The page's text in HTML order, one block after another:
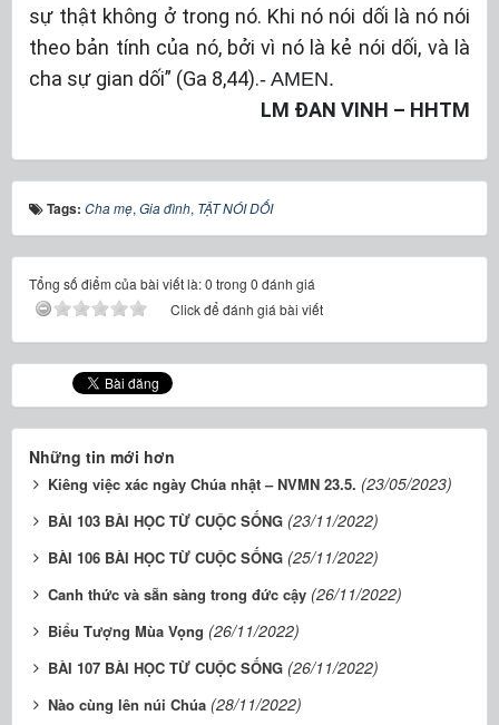
sự thật không ở trong nó. Khi nó nói dối là nó nói
theo bản tính của nó, bởi vì nó là kẻ nói dối, và là
cha sự gian dối” (Ga 8,44).- AMEN.
LM ĐAN VINH – HHTM
Tags: Cha mẹ, Gia đình, TẬT NÓI DỐI
Tổng số điểm của bài viết là: 0 trong 0 đánh giá
Click để đánh giá bài viết
Những tin mới hơn
Kiêng việc xác ngày Chúa nhật – NVMN 23.5. (23/05/2023)
BÀI 103 BÀI HỌC TỪ CUỘC SỐNG (23/11/2022)
BÀI 106 BÀI HỌC TỪ CUỘC SỐNG (25/11/2022)
Canh thức và sẵn sàng trong đức cậy (26/11/2022)
Biểu Tượng Mùa Vọng (26/11/2022)
BÀI 107 BÀI HỌC TỪ CUỘC SỐNG (26/11/2022)
Nào cùng lên núi Chúa (28/11/2022)